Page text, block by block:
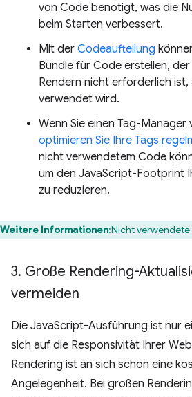
von Code benötigt, was die
beim Starten verbessert.
Mit der Codeaufteilung
Bundle für Code erstellen,
Rendern nicht erforderlich
verwendet wird.
Wenn Sie einen Tag-Manager
optimieren Sie Ihre Tags
nicht verwendetem Code
um den JavaScript-Footprint
zu reduzieren.
Weitere Informationen:Nicht verwendete
3. Große Rendering-
vermeiden
Die JavaScript-Ausführung ist nur
sich auf die Responsivität Ihrer
Rendering ist an sich schon eine
Angelegenheit. Bei großen